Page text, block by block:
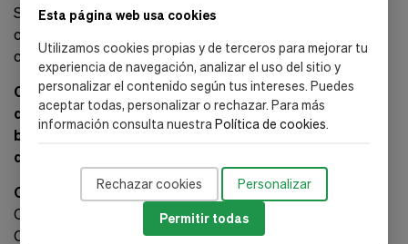
Esta página web usa cookies
Utilizamos cookies propias y de terceros para mejorar tu
experiencia de navegación, analizar el uso del sitio y
personalizar el contenido según tus intereses. Puedes
aceptar todas, personalizar o rechazar. Para más
información consulta nuestraPolítica de cookies.
Rechazar cookies Personalizar
Permitir todas
Sí, pero se debe proceder con precaución. Se aconseja
consultar con un dermatólogo para asegurar la
compatibilidad.
Conecta con nosotros en redes sociales y mantente al
día con nuestras novedades. Suscríbete a nuestro
boletín para recibir descuentos exclusivos y consejos
de belleza.
Compra Segura y Conveniente
Comprar en Dermofarma es seguro y conveniente.
Ofrecemos múltiples opciones de pago y un proceso de